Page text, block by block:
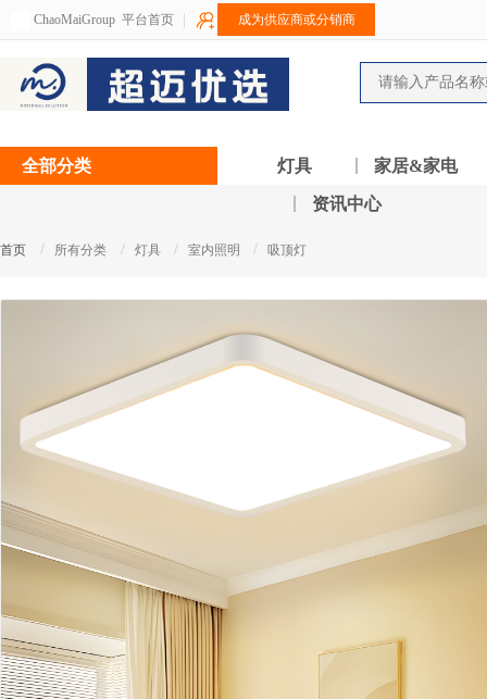
ChaoMaiGroup 平台首页 成为供应商或分销商
全部分类 灯具 家居&家电
资讯中心
首页 / 所有分类 / 灯具 / 室内照明 / 吸顶灯